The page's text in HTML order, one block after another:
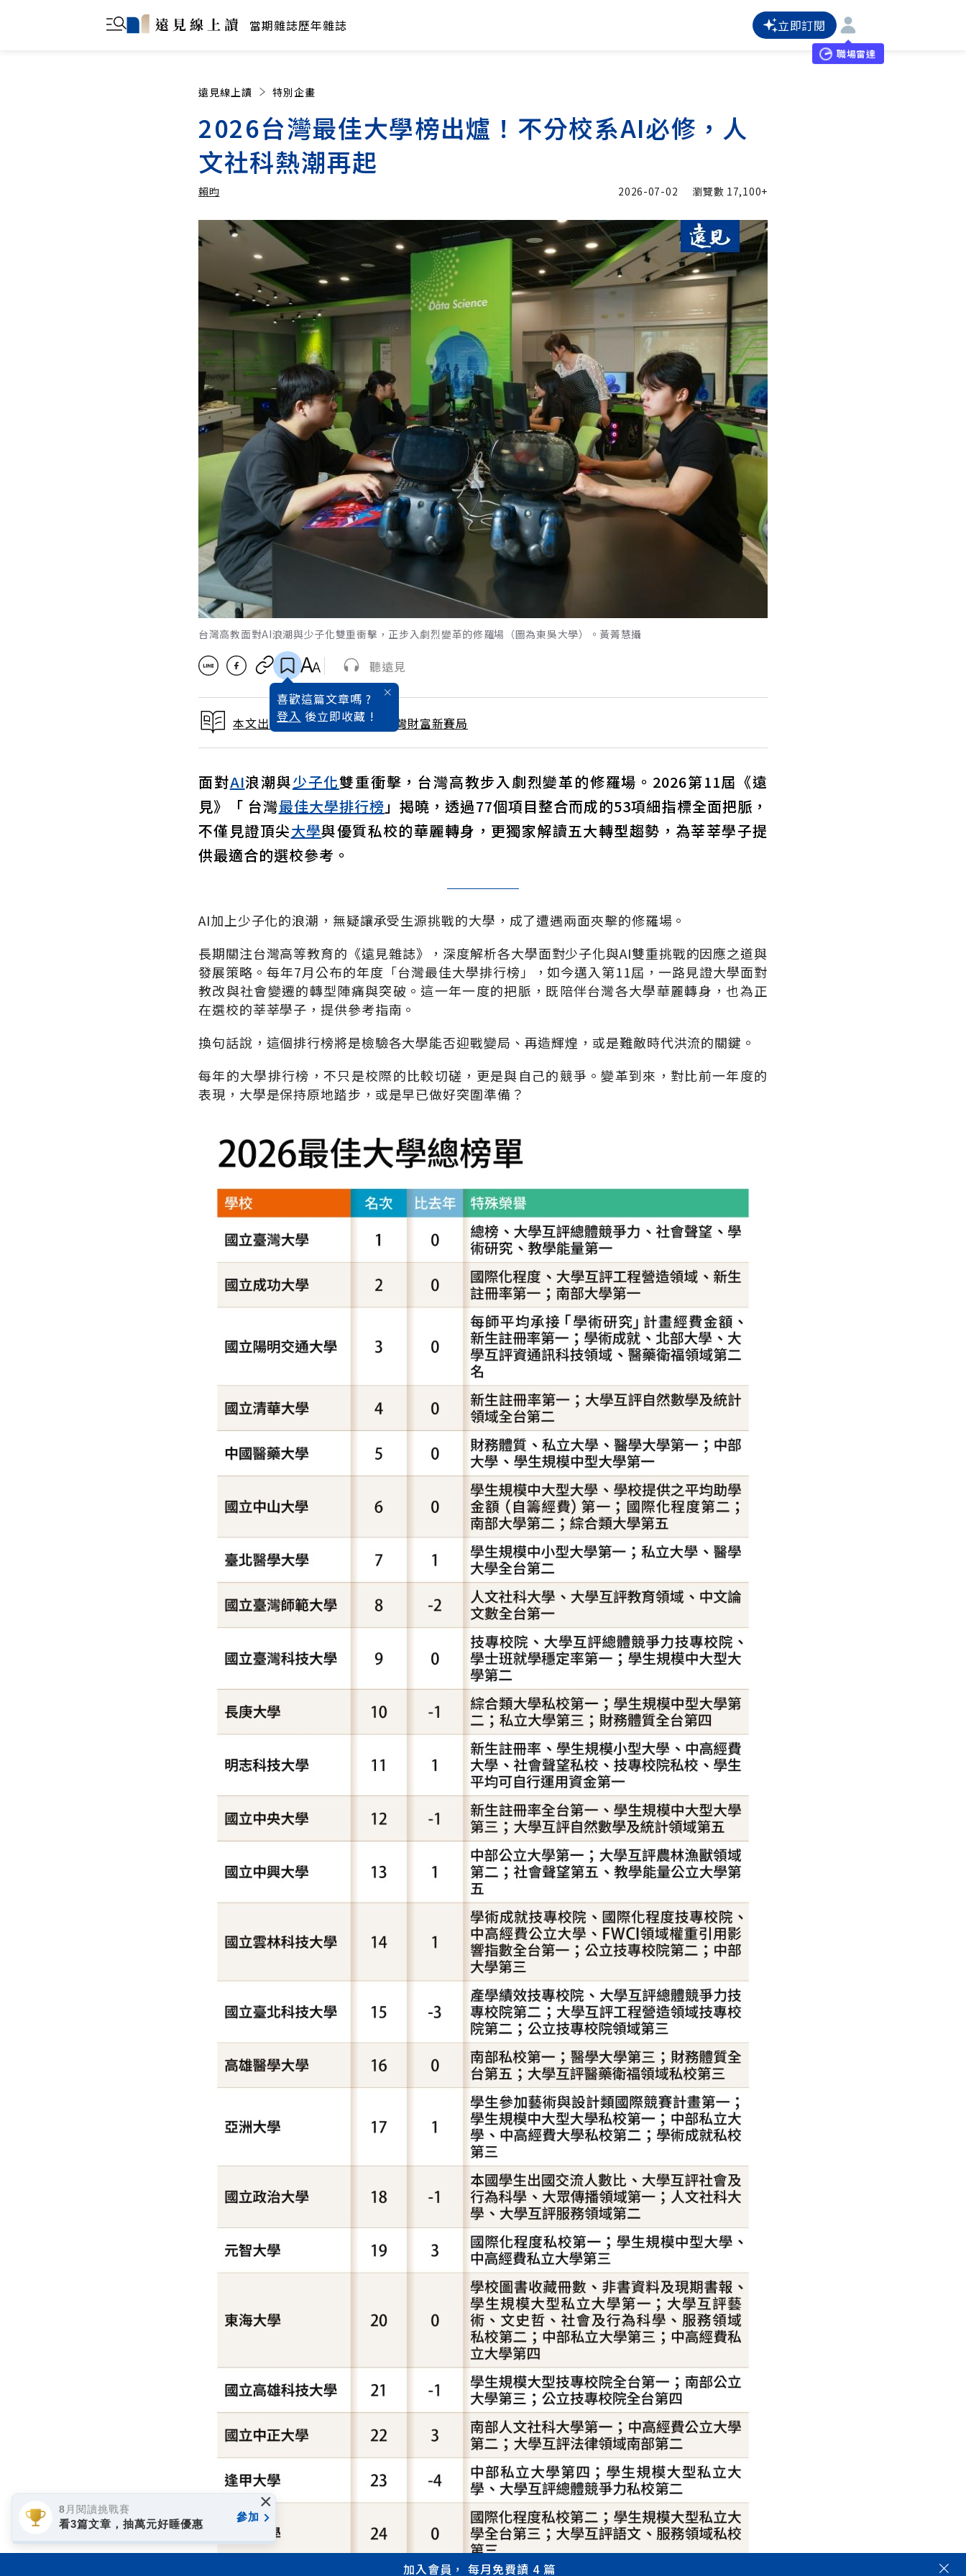
當期雜誌歷年雜誌 立即訂閱
職場雷達
遠見線上讀 特別企畫
2026台灣最佳大學榜出爐！不分校系AI必修，人
文社科熱潮再起
賴昀
賴昀
2026-07-02 瀏覽數 17,100+
台灣高教面對AI浪潮與少子化雙重衝擊，正步入劇烈變革的修羅場（圖為東吳大學）。黃菁慧攝
喜歡這篇文章嗎 ?
登入 後立即收藏 !
聽遠見
本文出自 2026 / 7月號雜誌 台灣財富新賽局
面對AI浪潮與少子化雙重衝擊，台灣高教步入劇烈變革的修羅場。2026第11屆《遠
見》「 台灣最佳大學排行榜 」揭曉，透過77個項目整合而成的53項細指標全面把脈，
不僅見證頂尖大學與優質私校的華麗轉身，更獨家解讀五大轉型趨勢，為莘莘學子提
供最適合的選校參考。
AI加上少子化的浪潮，無疑讓承受生源挑戰的大學，成了遭遇兩面夾擊的修羅場。
長期關注台灣高等教育的《遠見雜誌》，深度解析各大學面對少子化與AI雙重挑戰的因應之道與
發展策略。每年7月公布的年度「台灣最佳大學排行榜」，如今邁入第11屆，一路見證大學面對
教改與社會變遷的轉型陣痛與突破。這一年一度的把脈，既陪伴台灣各大學華麗轉身，也為正
在選校的莘莘學子，提供參考指南。
換句話說，這個排行榜將是檢驗各大學能否迎戰變局、再造輝煌，或是難敵時代洪流的關鍵。
每年的大學排行榜，不只是校際的比較切磋，更是與自己的競爭。變革到來，對比前一年度的
表現，大學是保持原地踏步，或是早已做好突圍準備？
加入會員， 每月免費讀 4 篇
8月閱讀挑戰賽
看3篇文章，抽萬元好睡優惠
參加
×